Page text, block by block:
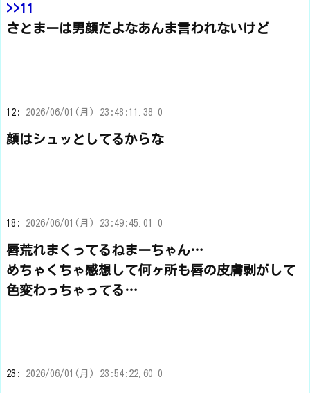
>>11
さとまーは男顔だよなあんま言われないけど
12: 2026/06/01(月) 23:48:11.38 0
顔はシュッとしてるからな
18: 2026/06/01(月) 23:49:45.01 0
唇荒れまくってるねまーちゃん…
めちゃくちゃ感想して何ヶ所も唇の皮膚剥がして
色変わっちゃってる…
23: 2026/06/01(月) 23:54:22.60 0